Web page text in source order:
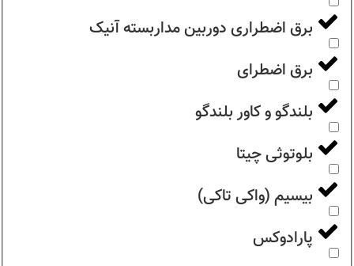
برق اضطراری دوربین مداربسته آنیک
برق اضطرای
بلندگو و کاور بلندگو
بلوتوثی چیتا
بیسیم (واکی تاکی)
پارادوکس